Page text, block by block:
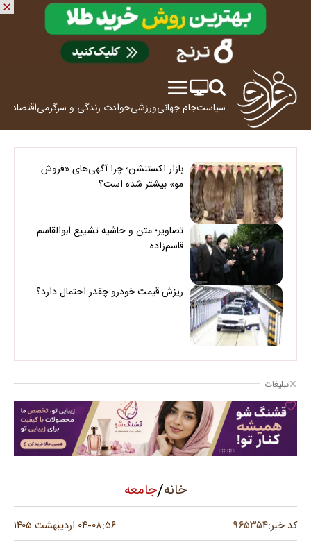
سیاستجام جهانیورزشیحوادث زندگی و سرگرمیاقتصاد
بازار اکستنشن؛ چرا آگهی‌های «فروش
مو» بیشتر شده است؟
تصاویر؛ متن و حاشیه تشییع ابوالقاسم
قاسم‌زاده
ریزش قیمت خودرو چقدر احتمال دارد؟
تبلیغات
خانه/جامعه
کد خبر:۹۶۵۳۵۴ ۰۸:۵۶-۰۴ اردیبهشت ۱۴۰۵